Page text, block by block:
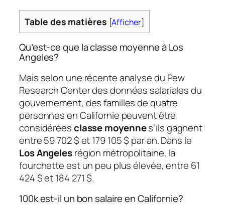
Table des matières [Afficher]
Qu’est-ce que la classe moyenne à Los
Angeles?
Mais selon une récente analyse du Pew
Research Center des données salariales du
gouvernement, des familles de quatre
personnes en Californie peuvent être
considéréesclasse moyennes’ils gagnent
entre 59 702 $ et 179 105 $ par an. Dans le
Los Angelesrégion métropolitaine, la
fourchette est un peu plus élevée, entre 61
424 $ et 184 271 $.
100k est-il un bon salaire en Californie?